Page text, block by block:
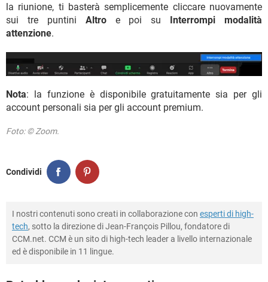
la riunione, ti basterà semplicemente cliccare nuovamente
sui tre puntini Altroe poi su Interrompi modalità
attenzione.
Nota: la funzione è disponibile gratuitamente sia per gli
account personali sia per gli account premium.
Foto: © Zoom.
Condividi
I nostri contenuti sono creati in collaborazione con esperti di high-
tech, sotto la direzione di Jean-François Pillou, fondatore di
CCM.net. CCM è un sito di high-tech leader a livello internazionale
ed è disponibile in 11 lingue.